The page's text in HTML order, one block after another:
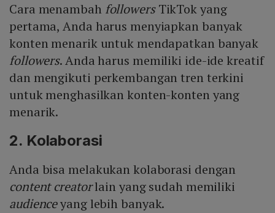
Cara menambah followersTikTok yang
pertama, Anda harus menyiapkan banyak
konten menarik untuk mendapatkan banyak
followers. Anda harus memiliki ide-ide kreatif
dan mengikuti perkembangan tren terkini
untuk menghasilkan konten-konten yang
menarik.
2. Kolaborasi
Anda bisa melakukan kolaborasi dengan
content creatorlain yang sudah memiliki
audienceyang lebih banyak.